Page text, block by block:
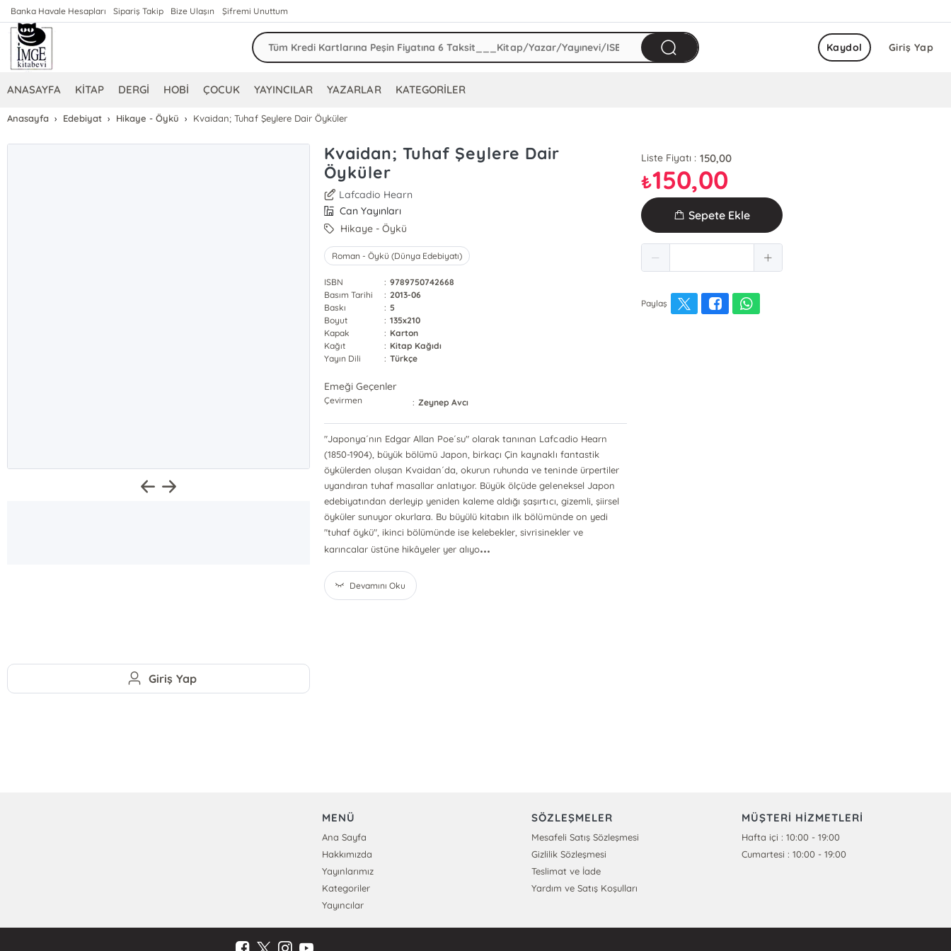
Banka Havale Hesapları Sipariş Takip Bize Ulaşın Şifremi Unuttum
Giriş Yap
Kaydol
ANASAYFA KİTAP DERGİ HOBİ ÇOCUK YAYINCILAR YAZARLAR KATEGORİLER
Anasayfa Edebiyat Hikaye - Öykü Kvaidan; Tuhaf Şeylere Dair Öyküler
Kvaidan; Tuhaf Şeylere Dair
Öyküler
Lafcadio Hearn
Can Yayınları
Hikaye - Öykü
Roman - Öykü (Dünya Edebiyatı)
ISBN : 9789750742668
Basım Tarihi
: 2013-06
Baskı
: 5
Boyut
: 135x210
Kapak
: Karton
Kağıt
: Kitap Kağıdı
Yayın Dili
: Türkçe
Emeği Geçenler
Çevirmen : Zeynep Avcı
"Japonya´nın Edgar Allan Poe´su" olarak tanınan Lafcadio Hearn
(1850-1904), büyük bölümü Japon, birkaçı Çin kaynaklı fantastik
öykülerden oluşan Kvaidan´da, okurun ruhunda ve teninde ürpertiler
uyandıran tuhaf masallar anlatıyor. Büyük ölçüde geleneksel Japon
edebiyatından derleyip yeniden kaleme aldığı şaşırtıcı, gizemli, şiirsel
öyküler sunuyor okurlara. Bu büyülü kitabın ilk bölümünde on yedi
"tuhaf öykü", ikinci bölümünde ise kelebekler, sivrisinekler ve
karıncalar üstüne hikâyeler yer alıyo...
Devamını Oku
Liste Fiyatı : 150,00
₺150,00
Sepete Ekle
Paylaş
Giriş Yap
MENÜ
Ana Sayfa
Hakkımızda
Yayınlarımız
Kategoriler
Yayıncılar
SÖZLEŞMELER
Mesafeli Satış Sözleşmesi
Gizlilik Sözleşmesi
Teslimat ve İade
Yardım ve Satış Koşulları
MÜŞTERİ HİZMETLERİ
Hafta içi : 10:00 - 19:00
Cumartesi : 10:00 - 19:00